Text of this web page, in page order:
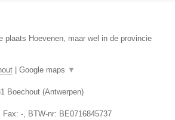
plaats Hoevenen, maar wel in de provincie
| Google maps ▼
Boechout (Antwerpen)
, Fax: - , BTW-nr: BE0716845737